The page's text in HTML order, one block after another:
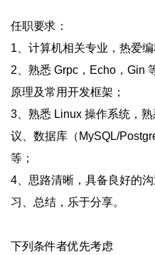
任职要求：
1、计算机相关专业，热爱
2、熟悉 Grpc，Echo，Gin
原理及常用开发框架；
3、熟悉 Linux 操作系统，
议、数据库（MySQL/
等；
4、思路清晰，具备良好的
习、总结，乐于分享。
下列条件者优先考虑